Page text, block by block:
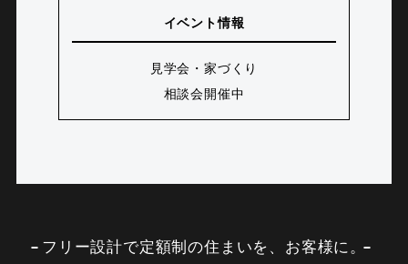
イベント情報
見学会・家づくり
相談会開催中
フリー設計で定額制の住まいを、お客様に。